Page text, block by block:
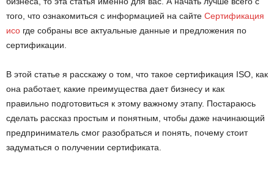
того, что ознакомиться с информацией на сайте Сертификация
исо где собраны все актуальные данные и предложения по
сертификации.
В этой статье я расскажу о том, что такое сертификация ISO, как
она работает, какие преимущества дает бизнесу и как
правильно подготовиться к этому важному этапу. Постараюсь
сделать рассказ простым и понятным, чтобы даже начинающий
предприниматель смог разобраться и понять, почему стоит
задуматься о получении сертификата.